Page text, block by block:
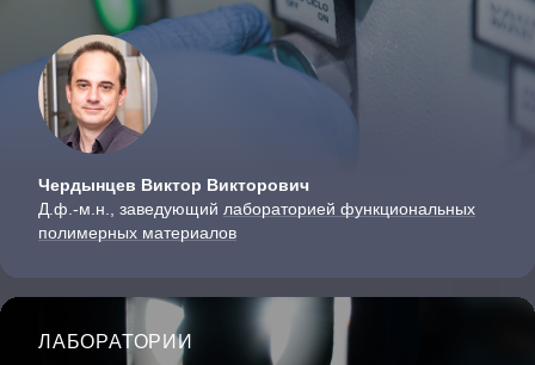
Чердынцев Виктор Викторович
Д.ф.-м.н., заведующий лабораторией функциональных
полимерных материалов
ЛАБОРАТОРИИ